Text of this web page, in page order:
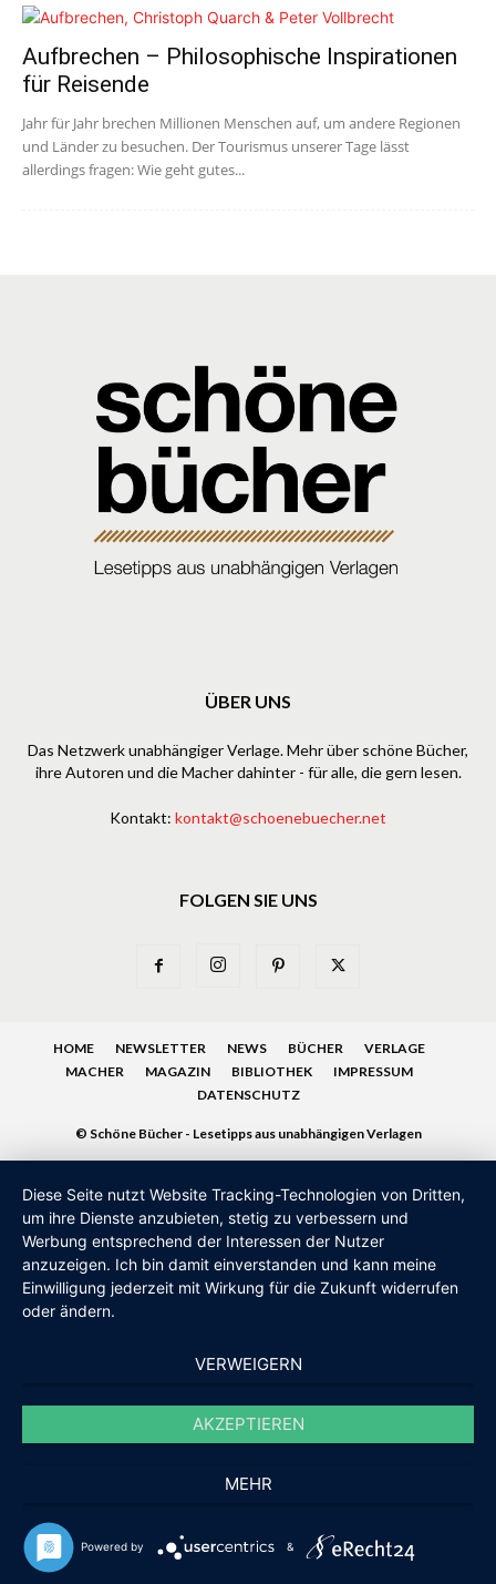
Aufbrechen – Philosophische Inspirationen
für Reisende
Jahr für Jahr brechen Millionen Menschen auf, um andere Regionen
und Länder zu besuchen. Der Tourismus unserer Tage lässt
allerdings fragen: Wie geht gutes...
ÜBER UNS
Das Netzwerk unabhängiger Verlage. Mehr über schöne Bücher,
ihre Autoren und die Macher dahinter - für alle, die gern lesen.
Kontakt: kontakt@schoenebuecher.net
FOLGEN SIE UNS
HOME NEWSLETTER NEWS BÜCHER
VERLAGE
MACHER
MAGAZIN BIBLIOTHEK
IMPRESSUM
DATENSCHUTZ
© Schöne Bücher - Lesetipps aus unabhängigen Verlagen
Diese Seite nutzt Website Tracking-Technologien von Dritten,
um ihre Dienste anzubieten, stetig zu verbessern und
Werbung entsprechend der Interessen der Nutzer
anzuzeigen. Ich bin damit einverstanden und kann meine
Einwilligung jederzeit mit Wirkung für die Zukunft widerrufen
oder ändern.
VERWEIGERN
AKZEPTIEREN
MEHR
Powered by &